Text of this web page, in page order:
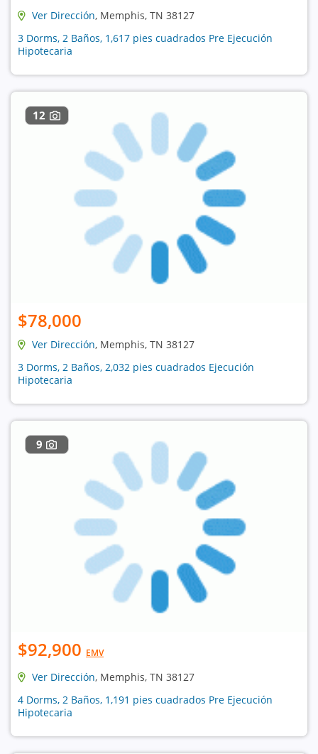
Ver Dirección, Memphis, TN 38127
3 Dorms, 2 Baños, 1,617 pies cuadrados Pre Ejecución
Hipotecaria
12
$78,000
Ver Dirección, Memphis, TN 38127
3 Dorms, 2 Baños, 2,032 pies cuadrados Ejecución
Hipotecaria
9
$92,900 EMV
Ver Dirección, Memphis, TN 38127
4 Dorms, 2 Baños, 1,191 pies cuadrados Pre Ejecución
Hipotecaria